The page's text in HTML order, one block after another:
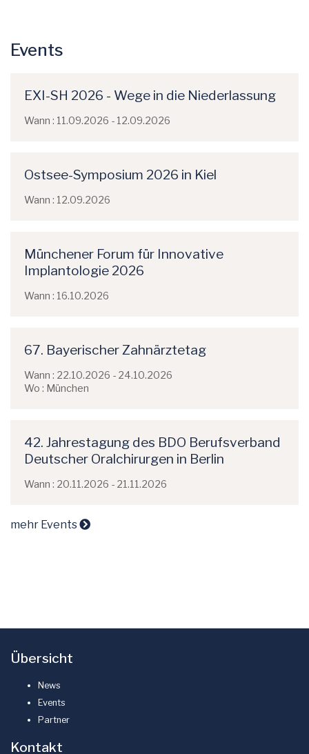
Events
EXI-SH 2026 - Wege in die Niederlassung
Wann : 11.09.2026 - 12.09.2026
Ostsee-Symposium 2026 in Kiel
Wann : 12.09.2026
Münchener Forum für Innovative
Implantologie 2026
Wann : 16.10.2026
67. Bayerischer Zahnärztetag
Wann : 22.10.2026 - 24.10.2026
Wo : München
42. Jahrestagung des BDO Berufsverband
Deutscher Oralchirurgen in Berlin
Wann : 20.11.2026 - 21.11.2026
mehr Events
Übersicht
News
Events
Partner
Kontakt